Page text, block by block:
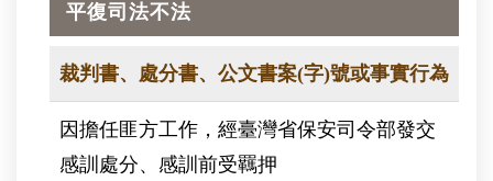
平復司法不法
裁判書、處分書、公文書案(字)號或事實行為
因擔任匪方工作，經臺灣省保安司令部發交
感訓處分、感訓前受羈押